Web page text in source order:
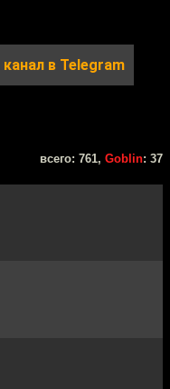
канал в Telegram
всего: 761, Goblin: 37